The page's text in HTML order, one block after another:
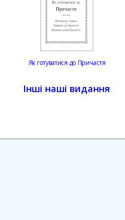
Як готуватися до Причастя
Інші наші видання